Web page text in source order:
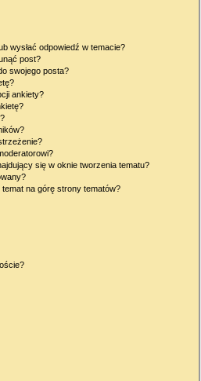
wysłać odpowiedź w temacie?
post?
swojego posta?
ankiety?
się w oknie tworzenia tematu?
na górę strony tematów?